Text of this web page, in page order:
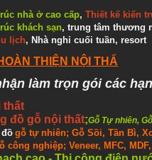
nhà ở cao cấp,Thiết kế kiến
khách sạn, trung tâm thương
lịch, Nhà nghỉ cuối tuần, resort
THIỆN NỘI THẤ
làm trọn gói các
thất
đồ gỗ nội thất;Gỗ Tự nhiên,
gỗ tự nhiên; Gỗ Sồi, Tần Bì,
công nghiệp; Veneer, MFC,